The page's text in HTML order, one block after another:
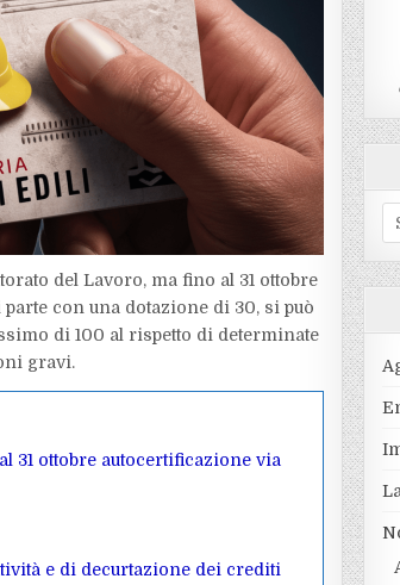
del Lavoro, ma fino al 31 ottobre
con una dotazione di 30, si può
di 100 al rispetto di determinate
gravi.
31 ottobre autocertificazione via
e di decurtazione dei crediti